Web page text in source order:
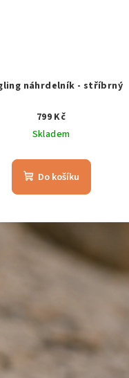
náhrdelník - stříbrný
799 Kč
Skladem
Do košíku